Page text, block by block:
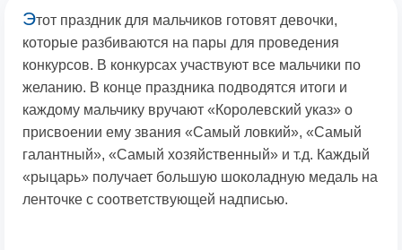
Этот праздник для мальчиков готовят девочки,
которые разбиваются на пары для проведения
конкурсов. В конкурсах участвуют все мальчики по
желанию. В конце праздника подводятся итоги и
каждому мальчику вручают «Королевский указ» о
присвоении ему звания «Самый ловкий», «Самый
галантный», «Самый хозяйственный» и т.д. Каждый
«рыцарь» получает большую шоколадную медаль на
ленточке с соответствующей надписью.